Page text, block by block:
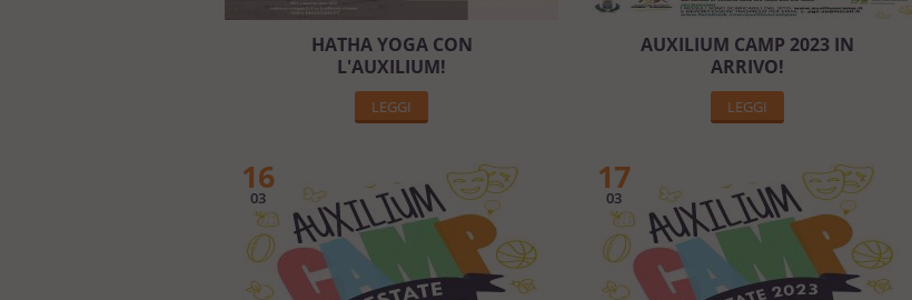
HATHA YOGA CON
L'AUXILIUM!
LEGGI
AUXILIUM CAMP 2023 IN
ARRIVO!
LEGGI
16
03
17
03